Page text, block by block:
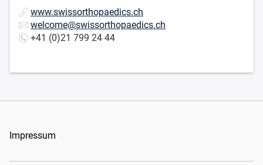
www.swissorthopaedics.ch
welcome@swissorthopaedics.ch
+41 (0)21 799 24 44
Impressum